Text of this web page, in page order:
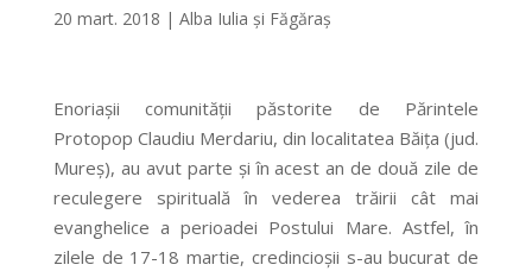
20 mart. 2018 | Alba Iulia şi Făgăraş
Enoriașii comunității păstorite de Părintele
Protopop Claudiu Merdariu, din localitatea Băița (jud.
Mureș), au avut parte și în acest an de două zile de
reculegere spirituală în vederea trăirii cât mai
evanghelice a perioadei Postului Mare. Astfel, în
zilele de 17-18 martie, credincioșii s-au bucurat de